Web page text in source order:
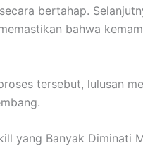
bertahap.
bahwa
tersebut, lulusan
yang Banyak Diminati